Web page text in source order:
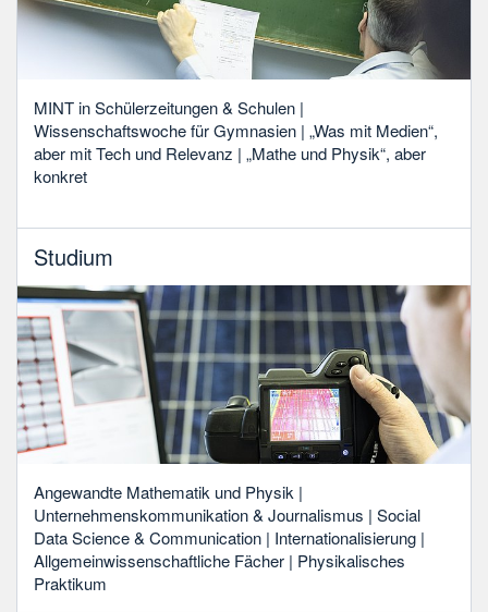
MINT in Schülerzeitungen & Schulen |
Wissenschaftswoche für Gymnasien | „Was mit Medien“,
aber mit Tech und Relevanz | „Mathe und Physik“, aber
konkret
Studium
Angewandte Mathematik und Physik |
Unternehmenskommunikation & Journalismus | Social
Data Science & Communication | Internationalisierung |
Allgemeinwissenschaftliche Fächer | Physikalisches
Praktikum